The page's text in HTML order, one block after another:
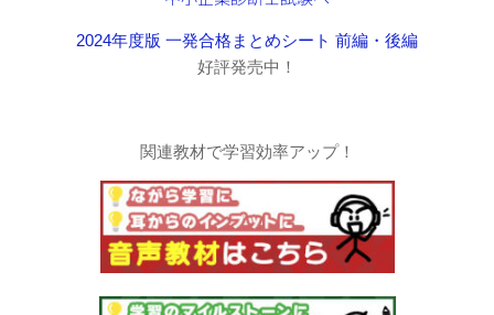
2024年度版 一発合格まとめシート 前編・後編
好評発売中！
関連教材で学習効率アップ！